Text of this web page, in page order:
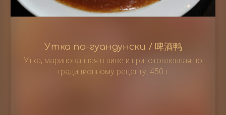
Утка по-гуандунски / 啤酒鸭
Утка, маринованная в пиве и приготовленная по
традиционному рецепту, 450 г